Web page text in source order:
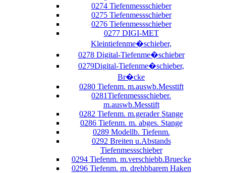
0274 Tiefenmessschieber
0275 Tiefenmessschieber
0276 Tiefenmessschieber
0277 DIGI-MET
Kleintiefenme�schieber,
0278 Digital-Tiefenme�schieber
0279Digital-Tiefenme�schieber,
Br�cke
0280 Tiefenm. m.auswb.Messtift
0281Tiefenmessschieber.
m.auswb.Messtift
0282 Tiefenm. m.gerader Stange
0286 Tiefenm. m. abges. Stange
0289 Modellb. Tiefenm.
0292 Breiten u.Abstands
Tiefenmessschieber
0294 Tiefenm. m.verschiebb.Bruecke
0296 Tiefenm. m. drehbbarem Haken